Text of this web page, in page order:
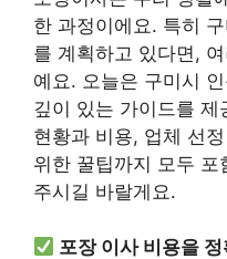
한 과정이에요. 특히
를 계획하고 있다면,
예요. 오늘은 구미시
깊이 있는 가이드를
현황과 비용, 업체 선
위한 꿀팁까지 모두 포
주시길 바랄게요.
포장 이사 비용을